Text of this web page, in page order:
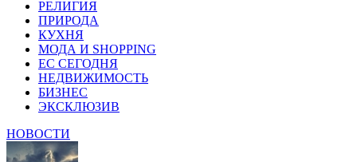
РЕЛИГИЯ
ПРИРОДА
КУХНЯ
МОДА И SHOPPING
ЕС СЕГОДНЯ
НЕДВИЖИМОСТЬ
БИЗНЕС
ЭКСКЛЮЗИВ
НОВОСТИ